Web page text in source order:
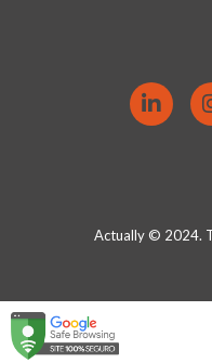
Actually © 2024.